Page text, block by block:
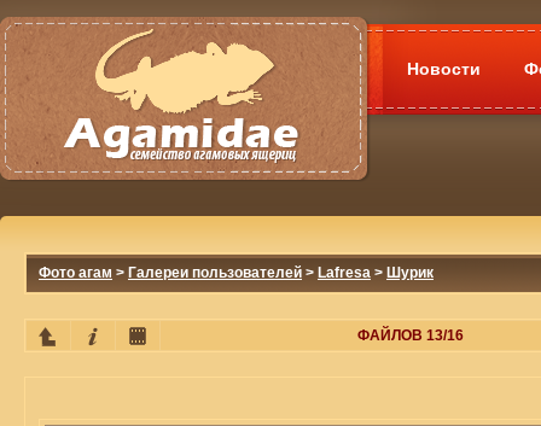
Новости
Фото агам > Галереи пользователей > Lafresa > Шурик
ФАЙЛОВ 13/16